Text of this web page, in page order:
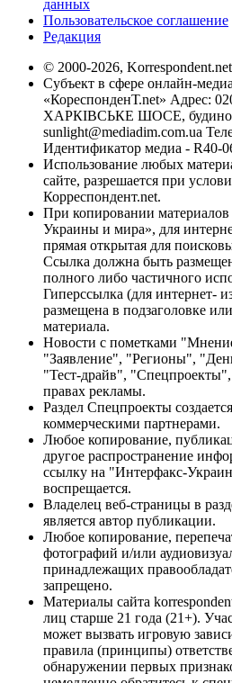
данных
Пользовательское соглашение
Редакция
© 2000-2026, Korrespondent.net
Субъект в сфере онлайн-
«КореспонденТ.net» Адрес:
ХАРКІВСЬКЕ ШОСЕ, будинок
sunlight@mediadim.com.ua
Идентификатор медиа - R40-
Использование любых
сайте, разрешается при
Корреспондент.net.
При копировании
Украины и мира», для
прямая открытая для
Ссылка должна быть
полного либо частичного
Гиперссылка (для интернет-
размещена в подзаголовке
материала.
Новости с пометками
"Заявление", "Регионы",
"Тест-драйв",
правах рекламы.
Раздел Спецпроекты
коммерческими партнерами.
Любое копирование,
другое распространение
ссылку на "Интерфакс-
воспрещается.
Владелец веб-страницы в
является автор публикации.
Любое копирование,
фотографий и/или
принадлежащих
запрещено.
Материалы сайта
лиц старше 21 года (21+).
может вызвать игровую
правила (принципы)
обнаружении первых